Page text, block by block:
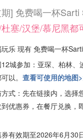
] 免费喝一杯Sarti
塞/汉堡/慕尼黑都
乐 现有 免费喝一杯
城参加：亚琛、柏林
以。 查看可使用的地图
式：先在链接内，选择
优惠券，在餐厅兑换，
有效期至2026年6月30日